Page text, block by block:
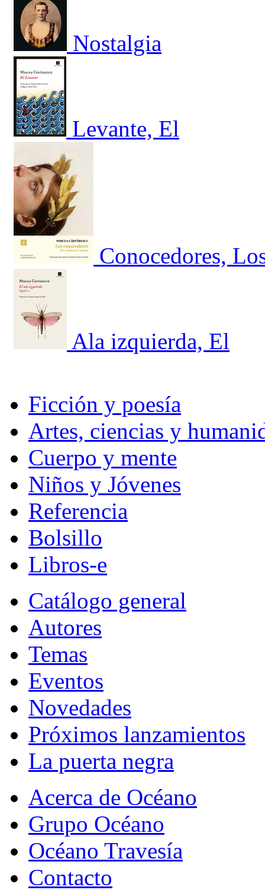
Nostalgia
Levante, El
Conocedores,
Ala izquierda, El
Ficción y poesía
Artes, ciencias y
Cuerpo y mente
Niños y Jóvenes
Referencia
Bolsillo
Libros-e
Catálogo general
Autores
Temas
Eventos
Novedades
Próximos lanzamientos
La puerta negra
Acerca de Océano
Grupo Océano
Océano Travesía
Contacto